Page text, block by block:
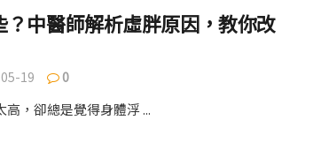
？中醫師解析虛胖原因，教你改
19 0
，卻總是覺得身體浮 ...